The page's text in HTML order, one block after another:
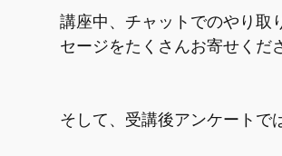
講座中、チャットでのやり取
セージをたくさんお寄せくだ
そして、受講後アンケートで